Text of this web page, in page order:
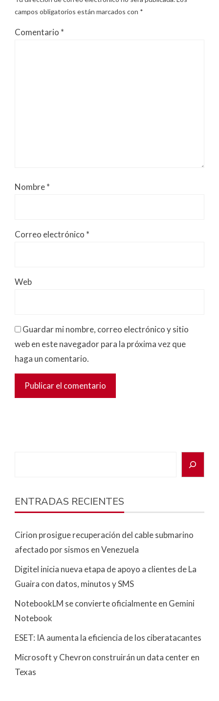
campos obligatorios están marcados con *
Comentario *
Nombre*
Correo electrónico *
Web
Guardar mi nombre, correo electrónico y sitio
web en este navegador para la próxima vez que
haga un comentario.
ENTRADAS RECIENTES
Cirion prosigue recuperación del cable submarino
afectado por sismos en Venezuela
Digitel inicia nueva etapa de apoyo a clientes de La
Guaira con datos, minutos y SMS
NotebookLM se convierte oficialmente en Gemini
Notebook
ESET: IA aumenta la eficiencia de los ciberatacantes
Microsoft y Chevron construirán un data center en
Texas